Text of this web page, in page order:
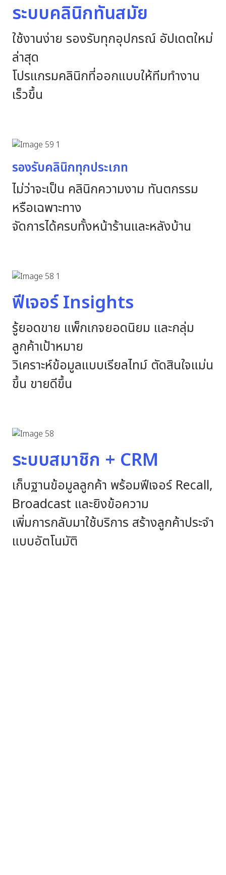
ระบบคลินิกทันสมัย
ใช้งานง่าย รองรับทุกอุปกรณ์ อัปเดตใหม่
ล่าสุด
โปรแกรมคลินิกที่ออกแบบให้ทีมทำงาน
เร็วขึ้น
รองรับคลินิกทุกประเภท
ไม่ว่าจะเป็น คลินิกความงาม ทันตกรรม
หรือเฉพาะทาง
จัดการได้ครบทั้งหน้าร้านและหลังบ้าน
ฟีเจอร์ Insights
รู้ยอดขาย แพ็กเกจยอดนิยม และกลุ่ม
ลูกค้าเป้าหมาย
วิเคราะห์ข้อมูลแบบเรียลไทม์ ตัดสินใจแม่น
ขึ้น ขายดีขึ้น
ระบบสมาชิก + CRM
เก็บฐานข้อมูลลูกค้า พร้อมฟีเจอร์ Recall,
Broadcast และยิงข้อความ
เพิ่มการกลับมาใช้บริการ สร้างลูกค้าประจำ
แบบอัตโนมัติ